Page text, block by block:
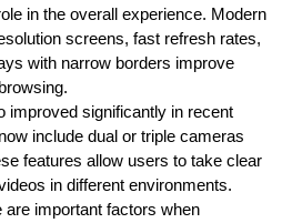
in the overall experience. Modern
screens, fast refresh rates,
with narrow borders improve
improved significantly in recent
include dual or triple cameras
features allow users to take clear
in different environments.
are important factors when